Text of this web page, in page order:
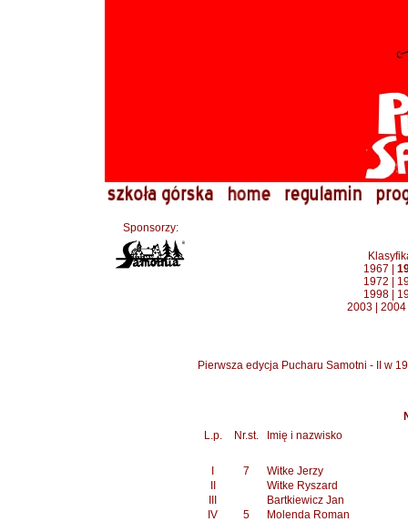
Sponsorzy:
1967
1972
1998
2003| 2004
Pierwsza edycja Pucharu Samotni - II w
L.p.
Nr.st. Imię i nazwisko
7
Witke Jerzy
Witke Ryszard
Bartkiewicz Jan
IV
5
Molenda Roman